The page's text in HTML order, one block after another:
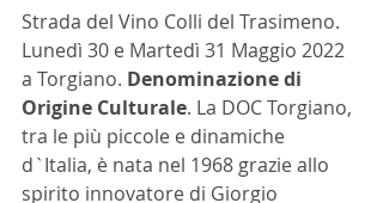
Strada del Vino Colli del Trasimeno.
Lunedì 30 e Martedì 31 Maggio 2022
a Torgiano. Denominazione di
Origine Culturale. La DOC Torgiano,
tra le più piccole e dinamiche
d`Italia, è nata nel 1968 grazie allo
spirito innovatore di Giorgio